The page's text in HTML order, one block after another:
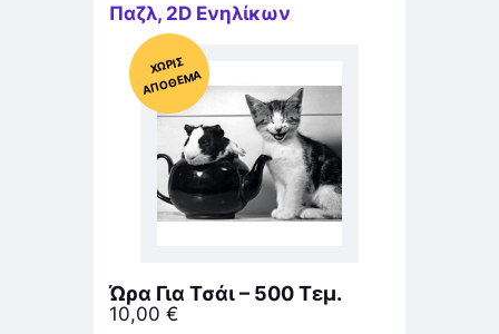
Παζλ, 2D Ενηλίκων
Χ
ΩΡΊΣ
Α
Π
Ό
ΘΕ
ΜΑ
Ώρα Για Τσάι – 500 Τεμ.
10,00 €